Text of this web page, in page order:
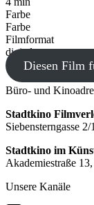
Farbe
Farbe
Filmformat
digital
Diesen Film
Büro- und
Stadtkino
Siebensterngasse
Stadtkino im
Akademiestraße
Unsere Kanäle